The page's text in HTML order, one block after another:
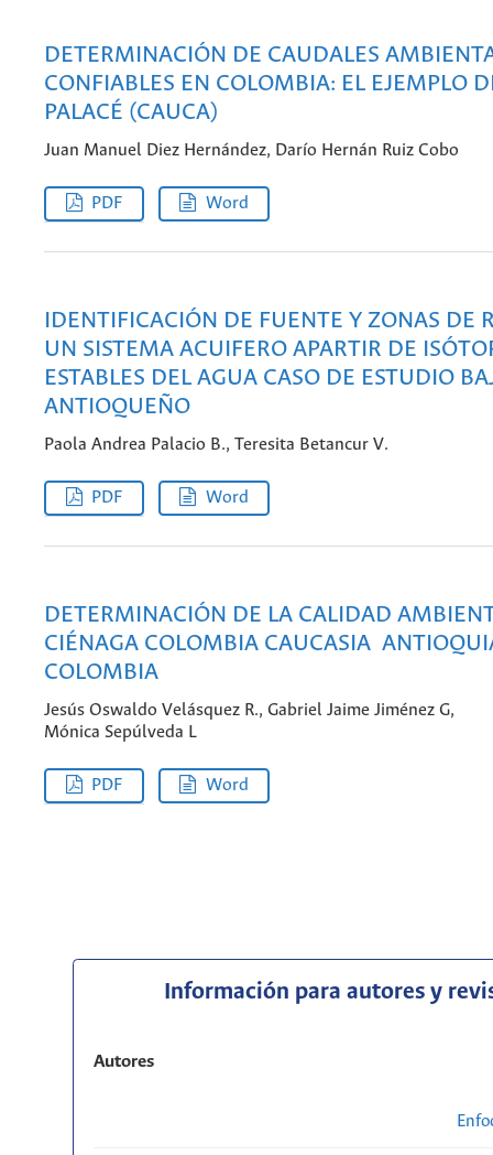
DETERMINACIÓN DE CAUDALES
CONFIABLES EN COLOMBIA: EL EJEMPLO
PALACÉ (CAUCA)
Juan Manuel Diez Hernández, Darío Hernán Ruiz Cobo
PDF Word
IDENTIFICACIÓN DE FUENTE Y ZONAS DE
UN SISTEMA ACUIFERO APARTIR DE
ESTABLES DEL AGUA CASO DE ESTUDIO
ANTIOQUEÑO
Paola Andrea Palacio B., Teresita Betancur V.
PDF Word
DETERMINACIÓN DE LA CALIDAD
CIÉNAGA COLOMBIA CAUCASIA
COLOMBIA
Jesús Oswaldo Velásquez R., Gabriel Jaime Jiménez G,
Mónica Sepúlveda L
PDF Word
Información para autores y
Autores